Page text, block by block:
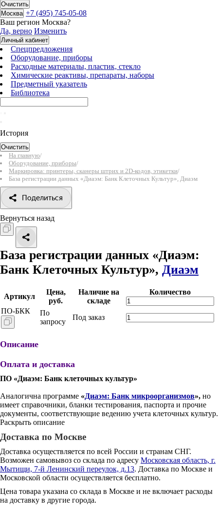
Очистить
Москва +7 (495) 745-05-08
Ваш регион Москва?
Да, верно Изменить
Личный кабинет
Спецпредложения
Оборудование, приборы
Расходные материалы, пластик, стекло
Химические реактивы, препараты, наборы
Предметный указатель
Библиотека
История
Очистить
На главную/
Оборудование, приборы/
Маркировка: принтеры, сканеры штрих и 2D-кодов, этикетки/
База регистрации данных «Диаэм: Банк Клеточных Культур», Диаэм
Поделиться
Вернуться назад
База регистрации данных «Диаэм:
Банк Клеточных Культур», Диаэм
Артикул
Цена,
руб.
Наличие на
складе
Количество
ПО-БКК
По
запросу
Под заказ
Описание
Оплата и доставка
ПО «Диаэм: Банк клеточных культур»
Аналогична программе «Диаэм: Банк микроорганизмов», но
имеет справочники, бланки тестирования, паспорта и прочие
документы, соответствующие ведению учета клеточных культур.
Раскрыть описание
Доставка по Москве
Доставка осуществляется по всей России и странам СНГ.
Возможен самовывоз со склада по адресу Московская область, г.
Мытищи, 7-й Ленинский переулок, д.13. Доставка по Москве и
Московской области осуществляется бесплатно.
Цена товара указана со склада в Москве и не включает расходы
на доставку в другие города.